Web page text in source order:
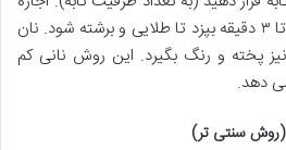
دهید هر طرف نان به مدت ۲ تا ۳ دقیقه بپزد تا طلایی و برشته شود. نان
نیز پخته و رنگ بگیرد. این روش نانی کم
دهد.
سنتی تر)